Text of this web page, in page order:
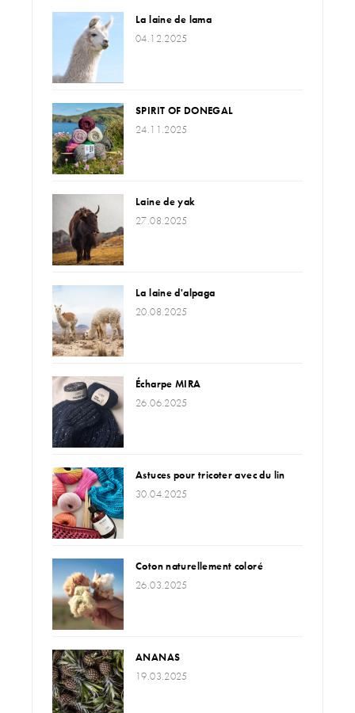
La laine de lama
04.12.2025
SPIRIT OF DONEGAL
24.11.2025
Laine de yak
27.08.2025
La laine d'alpaga
20.08.2025
Écharpe MIRA
26.06.2025
Astuces pour tricoter avec du lin
30.04.2025
Coton naturellement coloré
26.03.2025
ANANAS
19.03.2025